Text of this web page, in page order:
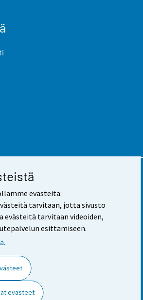
evästeitä.
tarvitaan, jotta sivusto
evästeitä tarvitaan videoiden,
esittämiseen.
evästeet